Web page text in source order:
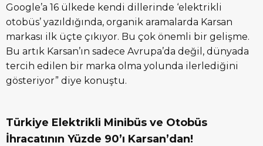
Google’a 16 ülkede kendi dillerinde ‘elektrikli
otobüs’ yazıldığında, organik aramalarda Karsan
markası ilk üçte çıkıyor. Bu çok önemli bir gelişme.
Bu artık Karsan’ın sadece Avrupa’da değil, dünyada
tercih edilen bir marka olma yolunda ilerlediğini
gösteriyor” diye konuştu.
Türkiye Elektrikli Minibüs ve Otobüs
İhracatının Yüzde 90’ı Karsan’dan!